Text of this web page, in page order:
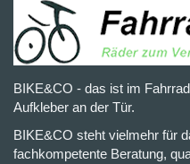
BIKE&CO - das ist im
Aufkleber an der Tür.
BIKE&CO steht vielmehr für
fachkompetente Beratung,